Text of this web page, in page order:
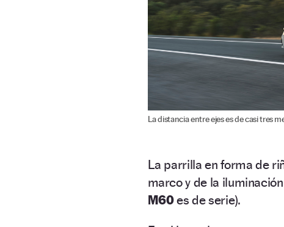
La distancia entre ejes es de casi tres
La parrilla en forma de
marco y de la
M60es de serie).